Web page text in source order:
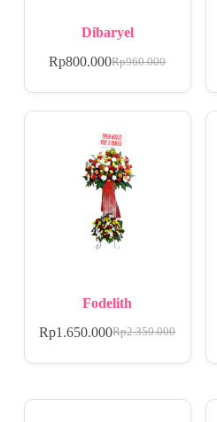
Dibaryel
Rp960.000
Rp800.000
Fodelith
Rp2.350.000
Rp1.650.000